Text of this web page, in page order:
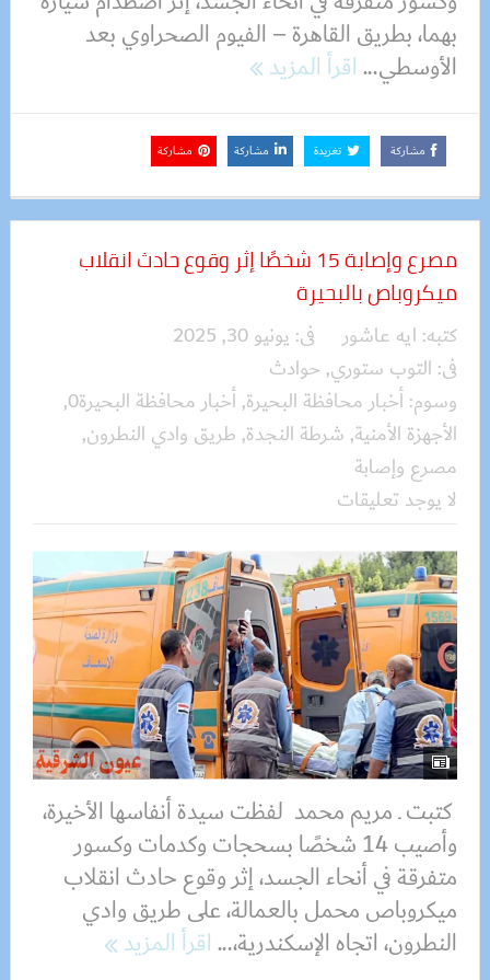
بهما، بطريق القاهرة – الفيوم الصحراوي بعد
الأوسطي...اقرأ المزيد
مشاركة تغريدة مشاركة مشاركة
مصرع وإصابة 15 شخصًا إثر وقوع حادث انقلاب
ميكروباص بالبحيرة
كتبه: ايه عاشور فى: يونيو 30, 2025
فى: التوب ستوري, حوادث
وسوم:أخبار محافظة البحيرة,أخبار محافظة البحيرة0 ,
الأجهزة الأمنية, شرطة النجدة, طريق وادي النطرون,
مصرع وإصابة
لا يوجد تعليقات
كتبت ـ مريم محمد لفظت سيدة أنفاسها الأخيرة،
وأصيب 14 شخصًا بسحجات وكدمات وكسور
متفرقة في أنحاء الجسد، إثر وقوع حادث انقلاب
ميكروباص محمل بالعمالة، على طريق وادي
النطرون، اتجاه الإسكندرية،...اقرأ المزيد